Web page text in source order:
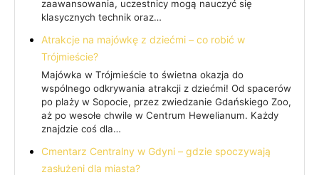
zaawansowania, uczestnicy mogą nauczyć się
klasycznych technik oraz…
Atrakcje na majówkę z dziećmi – co robić w
Trójmieście?
Majówka w Trójmieście to świetna okazja do
wspólnego odkrywania atrakcji z dziećmi! Od spacerów
po plaży w Sopocie, przez zwiedzanie Gdańskiego Zoo,
aż po wesołe chwile w Centrum Hewelianum. Każdy
znajdzie coś dla…
Cmentarz Centralny w Gdyni – gdzie spoczywają
zasłużeni dla miasta?